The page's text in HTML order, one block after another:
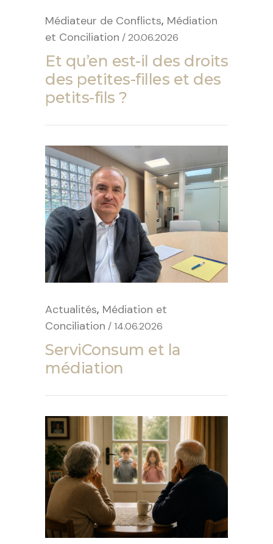
Médiateur de Conflicts, Médiation
et Conciliation / 20.06.2026
Et qu’en est-il des droits
des petites-filles et des
petits-fils ?
Actualités, Médiation et
Conciliation / 14.06.2026
ServiConsum et la
médiation